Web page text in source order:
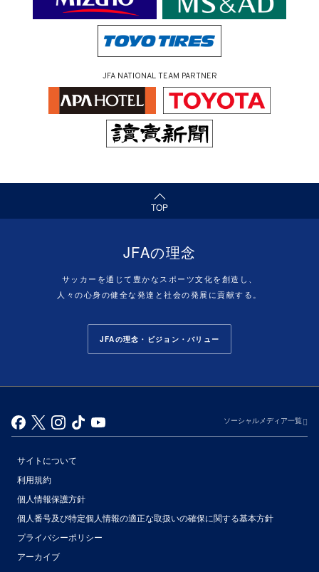
JFA NATIONAL TEAM PARTNER
TOP
（ページの先頭へ）
JFAの理念
サッカーを通じて豊かなスポーツ文化を創造し、
人々の心身の健全な発達と社会の発展に貢献する。
JFAの理念・ビジョン・バリュー
ソーシャルメディア一覧
サイトについて
利用規約
個人情報保護方針
個人番号及び特定個人情報の適正な取扱いの確保に関する基本方針
プライバシーポリシー
アーカイブ